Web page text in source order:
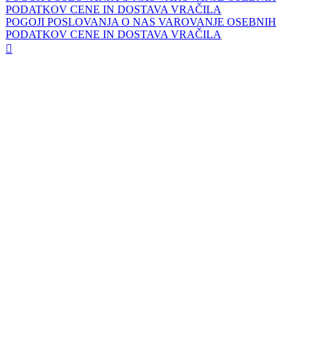
PODATKOV CENE IN DOSTAVA VRAČILA
POGOJI POSLOVANJA O NAS VAROVANJE OSEBNIH
PODATKOV CENE IN DOSTAVA VRAČILA
